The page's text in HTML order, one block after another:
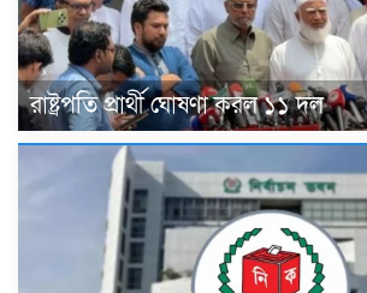
রাষ্ট্রপতি প্রার্থী ঘোষণা করল ১১ দল